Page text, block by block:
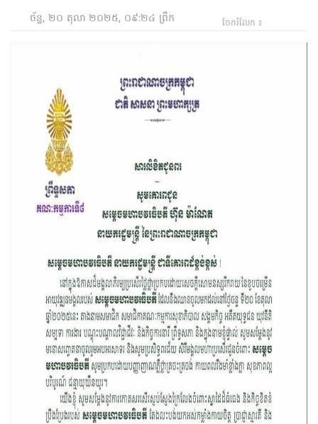
ច័ន្ទ, ២០ តុលា ២០២៥, ០៩:២៤ ព្រឹក ចែករំលែក ៖